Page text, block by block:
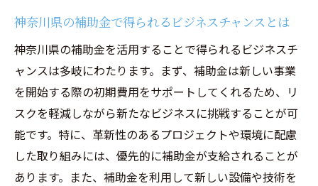
補助金を活用した成功事例から学ぶビジネス成
成功事例1: 補助金で成長した企業の実例
成功事例2: 補助金活用で市場拡大に成功し
た事例
成功事例3: 補助金を活用して経営改善に成
功した企業
成功事例4: 新規事業立ち上げに成功した補
神奈川県の補助金で得られるビジネスチャンスとは
神奈川県の補助金を活用することで得られるビジネスチ
ャンスは多岐にわたります。まず、補助金は新しい事業
を開始する際の初期費用をサポートしてくれるため、リ
スクを軽減しながら新たなビジネスに挑戦することが可
能です。特に、革新性のあるプロジェクトや環境に配慮
した取り組みには、優先的に補助金が支給されることが
あります。また、補助金を利用して新しい設備や技術を